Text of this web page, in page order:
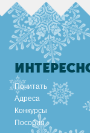
Почитать
Адреса
Конкурсы
Пособия